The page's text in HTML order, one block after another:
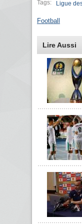
Tags: Ligue
Football
Lire Aussi